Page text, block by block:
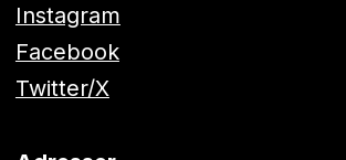
Instagram
Facebook
Twitter/X